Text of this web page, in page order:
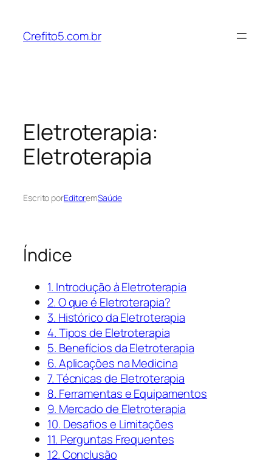
Crefito5.com.br
Eletroterapia:
Eletroterapia
Escrito porEditoremSaúde
Índice
1. Introdução à Eletroterapia
2. O que é Eletroterapia?
3. Histórico da Eletroterapia
4. Tipos de Eletroterapia
5. Benefícios da Eletroterapia
6. Aplicações na Medicina
7. Técnicas de Eletroterapia
8. Ferramentas e Equipamentos
9. Mercado de Eletroterapia
10. Desafios e Limitações
11. Perguntas Frequentes
12. Conclusão